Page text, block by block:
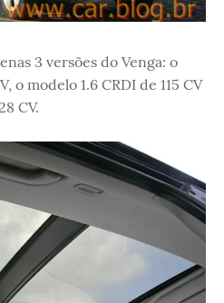
3 versões do Venga: o
o modelo 1.6 CRDI de 115 CV
CV.